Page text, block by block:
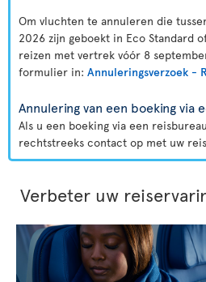
Om vluchten te annuleren die
2026 zijn geboekt in Eco Standard
reizen met vertrek vóór 8
formulier in: Annuleringsverzoek -
Annulering van een boeking via
Als u een boeking via een
rechtstreeks contact op met uw
Verbeter uw